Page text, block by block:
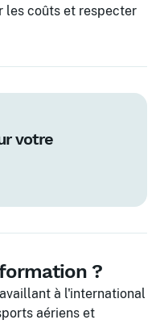
les coûts et respecter
votre
?
à l'international
aériens et